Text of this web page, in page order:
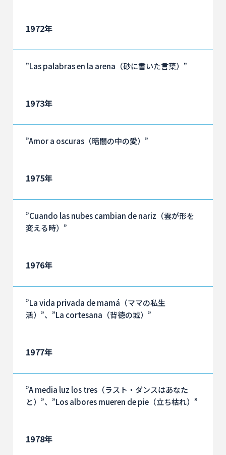
1972年
”Las palabras en la arena（砂に書いた言葉）”
1973年
”Amor a oscuras（暗闇の中の愛）”
1975年
”Cuando las nubes cambian de nariz（雲が形を
変える時）”
1976年
”La vida privada de mamá（ママの私生
活）”、”La cortesana（背徳の城）”
1977年
”A media luz los tres（ラスト・ダンスはあなた
と）”、”Los albores mueren de pie（立ち枯れ）”
1978年